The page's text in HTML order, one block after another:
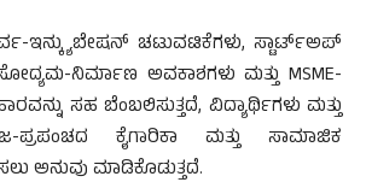
ಇನ್ಕ್ಯುಬೇಷನ್ ಚಟುವಟಿಕೆಗಳು, ಸ್ಟಾರ್ಟ್‌ಅಪ್
ನಿರ್ಮಾಣ ಅವಕಾಶಗಳು ಮತ್ತು MSME-
ಸಹ ಬೆಂಬಲಿಸುತ್ತದೆ, ವಿದ್ಯಾರ್ಥಿಗಳು ಮತ್ತು
ಪ್ರಪಂಚದ ಕೈಗಾರಿಕಾ ಮತ್ತು ಸಾಮಾಜಿಕ
ಅನುವು ಮಾಡಿಕೊಡುತ್ತದೆ.